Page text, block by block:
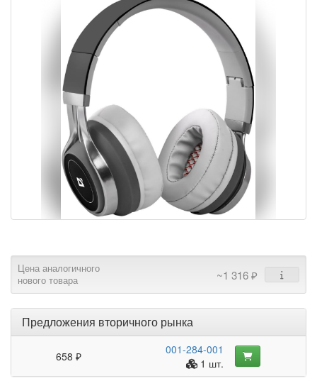
Цена аналогичного
нового товара
~1 316 ₽
Предложения вторичного рынка
658 ₽
001-284-001
1 шт.